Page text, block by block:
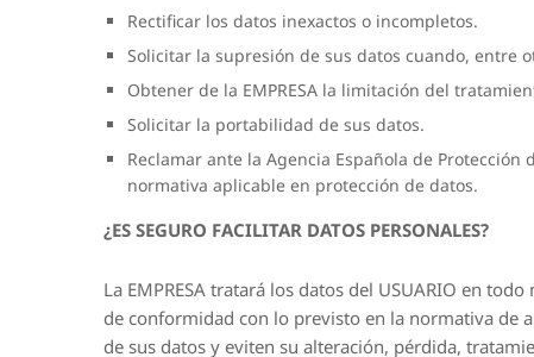
Rectificar los datos inexactos o incompletos.
Solicitar la supresión de sus datos cuando, entre
Obtener de la EMPRESA la limitación del
Solicitar la portabilidad de sus datos.
Reclamar ante la Agencia Española de
normativa aplicable en protección de datos.
¿ES SEGURO FACILITAR DATOS PERSONALES?
La EMPRESA tratará los datos del USUARIO en
de conformidad con lo previsto en la normativa de
de sus datos y eviten su alteración, pérdida,